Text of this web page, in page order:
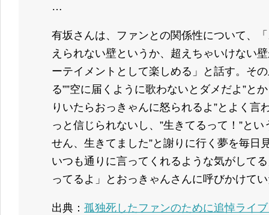
…
有坂さんは、ファンとの関係性について、
えられない壁というか、超えちゃいけない
ーテイメントとして楽しめる」と話す。そ
る””空に届くように歌わないとダメだよ”と
りいたらおっきゃんに怒られるよ”とよく言
っと信じられないし、”生きてるって！”と
せん、生きてました”と謝りに行く夢を毎日
いつも通りに言ってくれるような気がして
ってるよ」とおっきゃんさんに呼びかけて
出典： 孤独死したファンのために追悼ライ